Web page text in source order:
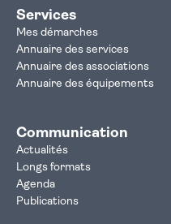
Services
Mes démarches
Annuaire des services
Annuaire des associations
Annuaire des équipements
Communication
Actualités
Longs formats
Agenda
Publications